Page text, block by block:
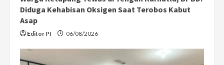
Diduga Kehabisan Oksigen Saat Terobos Kabut
Asap
Editor PI 06/08/2026